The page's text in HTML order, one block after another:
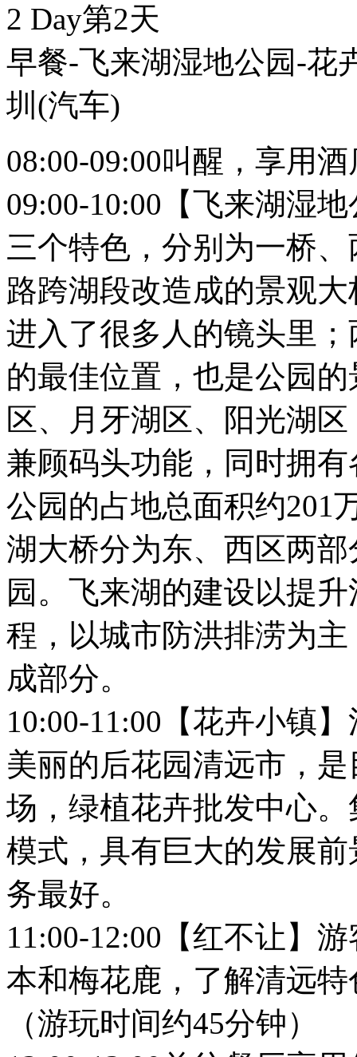
2 Day第2天
早餐-飞来湖湿地公园-花
圳 (汽车)
08:00-09:00叫醒，享用
09:00-10:00【飞来湖湿
三个特色，分别为一桥
路跨湖段改造成的景观
进入了很多人的镜头里
的最佳位置，也是公园
区、月牙湖区、阳光湖
兼顾码头功能，同时拥
公园的占地总面积约201
湖大桥分为东、西区两
园。飞来湖的建设以提
程，以城市防洪排涝为
成部分。
10:00-11:00【花卉小镇
美丽的后花园清远市，
场，绿植花卉批发中心
模式，具有巨大的发展
务最好。
11:00-12:00【红不让】
本和梅花鹿，了解清远
（游玩时间约45分钟）